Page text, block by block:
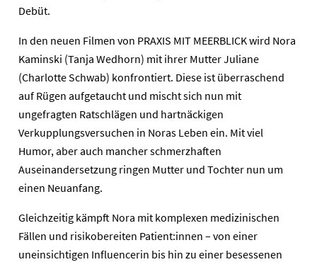
Debüt.
In den neuen Filmen von PRAXIS MIT MEERBLICK wird Nora
Kaminski (Tanja Wedhorn) mit ihrer Mutter Juliane
(Charlotte Schwab) konfrontiert. Diese ist überraschend
auf Rügen aufgetaucht und mischt sich nun mit
ungefragten Ratschlägen und hartnäckigen
Verkupplungsversuchen in Noras Leben ein. Mit viel
Humor, aber auch mancher schmerzhaften
Auseinandersetzung ringen Mutter und Tochter nun um
einen Neuanfang.
Gleichzeitig kämpft Nora mit komplexen medizinischen
Fällen und risikobereiten Patient:innen – von einer
uneinsichtigen Influencerin bis hin zu einer besessenen